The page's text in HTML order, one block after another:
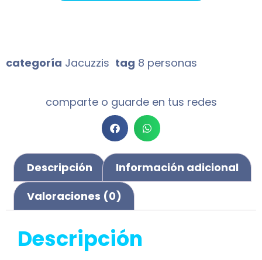
categoría Jacuzzis tag 8 personas
comparte o guarde en tus redes
Descripción
Información adicional
Valoraciones (0)
Descripción